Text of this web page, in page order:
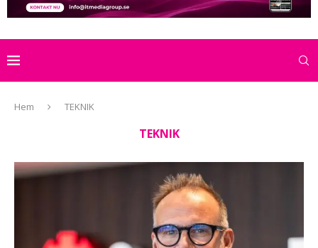
Hem TEKNIK
TEKNIK